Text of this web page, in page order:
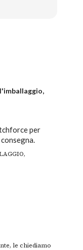
per
le chiediamo